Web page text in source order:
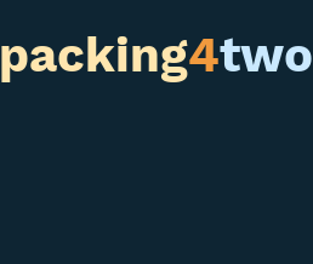
packing4two